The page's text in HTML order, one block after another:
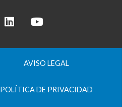
AVISO LEGAL
POLÍTICA DE PRIVACIDAD